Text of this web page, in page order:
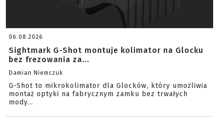
06.08.2026
Sightmark G-Shot montuje kolimator na Glocku
bez frezowania za...
Damian Niemczuk
G-Shot to mikrokolimator dla Glocków, który umożliwia
montaż optyki na fabrycznym zamku bez trwałych
mody...